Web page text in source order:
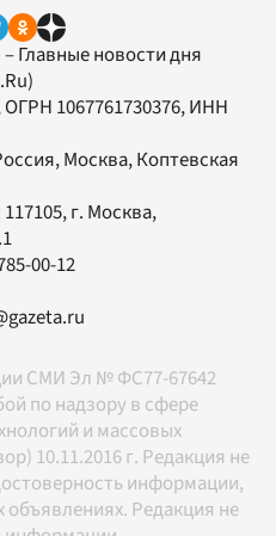
Главные новости дня
ОГРН 1067761730376, ИНН
Москва, Коптевская
117105, г. Москва,
00-12
СМИ Эл № ФС77-67642
по надзору в сфере
и массовых
10.11.2016 г. Редакция не
информации,
Редакция не